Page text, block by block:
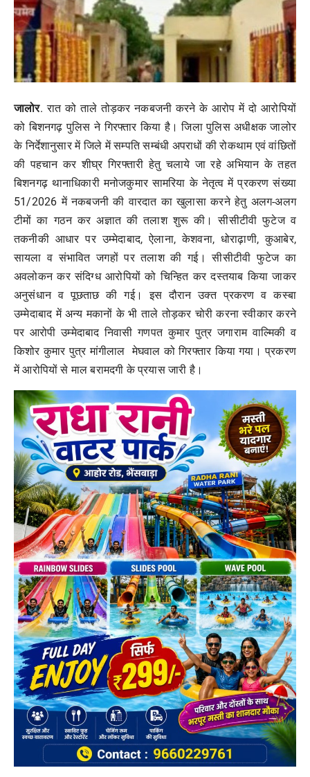
सामाजिक गतिविधि
अपराध
विशेष
जालोर. रात को ताले तोड़कर नकबजनी करने के आरोप में दो आरोपियों
को बिशनगढ़ पुलिस ने गिरफ्तार किया है। जिला पुलिस अधीक्षक जालोर
के निर्देशानुसार में जिले में सम्पति सम्बंधी अपराधों की रोकथाम एवं वांछितों
की पहचान कर शीघ्र गिरफ्तारी हेतु चलाये जा रहे अभियान के तहत
बिशनगढ़ थानाधिकारी मनोजकुमार सामरिया के नेतृत्व में प्रकरण संख्या
51/2026 में नकबजनी की वारदात का खुलासा करने हेतु अलग-अलग
टीमों का गठन कर अज्ञात की तलाश शुरू की। सीसीटीवी फुटेज व
तकनीकी आधार पर उम्मेदाबाद, ऐलाना, केशवना, धोराढ़ाणी, कुआबेर,
सायला व संभावित जगहों पर तलाश की गई। सीसीटीवी फुटेज का
अवलोकन कर संदिग्ध आरोपियों को चिन्हित कर दस्तयाब किया जाकर
अनुसंधान व पूछताछ की गई। इस दौरान उक्त प्रकरण व कस्बा
उम्मेदाबाद में अन्य मकानों के भी ताले तोड़कर चोरी करना स्वीकार करने
पर आरोपी उम्मेदाबाद निवासी गणपत कुमार पुत्र जगाराम वाल्मिकी व
किशोर कुमार पुत्र मांगीलाल मेघवाल को गिरफ्तार किया गया। प्रकरण
में आरोपियों से माल बरामदगी के प्रयास जारी है।